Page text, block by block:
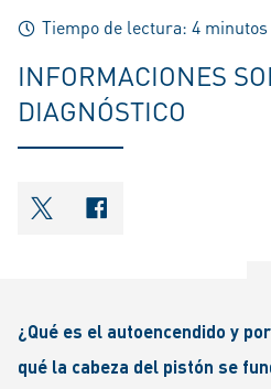
Tiempo de lectura: 4 minutos
INFORMACIONES
DIAGNÓSTICO
shareOntwitter
shareOnfacebook
¿Qué es el autoencendido y
qué la cabeza del pistón se